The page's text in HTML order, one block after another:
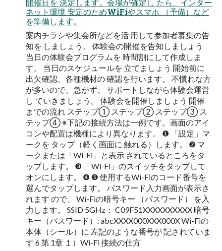
開催日を 決定します。会場が確定し たら、インター
ネット環境 安定のためWiFiやスマホ （予備）など
を準備します。
案内チラシや集会所などを活 用して参加者募集の告
知を しましょう。 体験会の開催を告知しましょう
当日の体験会プログラムを 時間割にして作成しま
す。 当日のスケジュールを 立てましょう 開始前に
出欠確認、各種機材の 確認を行います。 不慣れな方
が多いので、急がず、 サポートしながら体験会運営
し ていきましょう。 体験会を開催しましょう 開催
までの流れ ステップ① ステップ② ステップ③ ス
テップ④ ※下記の接続方法は一例です。画面のアイ
コンや配置は機種により異なります。 ❶ 「設定」マ
ークを タップ（軽く画面に 触れる）します。 ❷ マ
ークまたは「Wi-Fi」と表示 されているところをタ
ップします。 ❸ 「Wi-Fi」のスイッチをタップして
オンにします。 ❹ ❺ 使用するWi-Fiのコード番号を
選んでタップします。 パスワード入力画面が表示さ
れます ので、 Wi-Fiの暗号キー （パスワード） を入
力します。 SSID 5GHz： C09F51XXXXXXXXXX 暗号
キー（パスワード）: abcXXXX000XXX000X Wi-Fiの
本体（シール）に 左記のような番号が 記されていま
す 6 第 1章 １）Wi-Fi 接続の仕方